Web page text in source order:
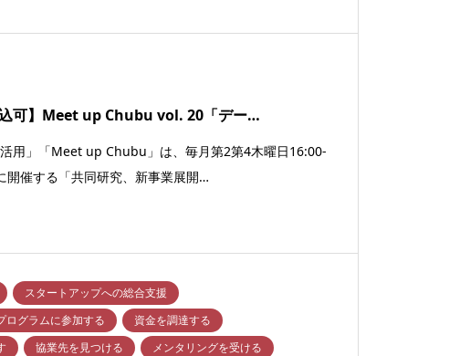
可】Meet up Chubu vol. 20「デー…
用」「Meet up Chubu」は、毎月第2第4木曜日16:00-
開催する「共同研究、新事業展開…
スタートアップへの総合支援
ログラムに参加する
資金を調達する
協業先を見つける
メンタリングを受ける